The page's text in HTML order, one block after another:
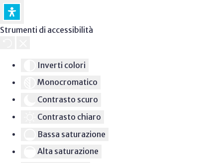
Strumenti di accessibilità
Inverti colori
Monocromatico
Contrasto scuro
Contrasto chiaro
Bassa saturazione
Alta saturazione